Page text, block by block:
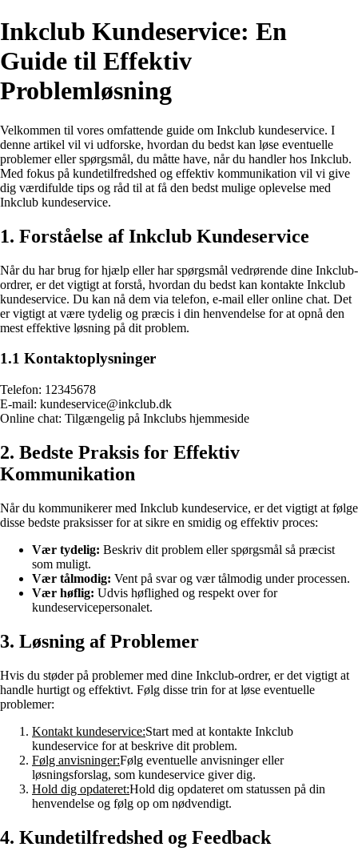
Inkclub Kundeservice: En
Guide til Effektiv
Problemløsning
Velkommen til vores omfattende guide om Inkclub kundeservice. I
denne artikel vil vi udforske, hvordan du bedst kan løse eventuelle
problemer eller spørgsmål, du måtte have, når du handler hos Inkclub.
Med fokus på kundetilfredshed og effektiv kommunikation vil vi give
dig værdifulde tips og råd til at få den bedst mulige oplevelse med
Inkclub kundeservice.
1. Forståelse af Inkclub Kundeservice
Når du har brug for hjælp eller har spørgsmål vedrørende dine Inkclub-
ordrer, er det vigtigt at forstå, hvordan du bedst kan kontakte Inkclub
kundeservice. Du kan nå dem via telefon, e-mail eller online chat. Det
er vigtigt at være tydelig og præcis i din henvendelse for at opnå den
mest effektive løsning på dit problem.
1.1 Kontaktoplysninger
Telefon: 12345678
E-mail: kundeservice@inkclub.dk
Online chat: Tilgængelig på Inkclubs hjemmeside
2. Bedste Praksis for Effektiv
Kommunikation
Når du kommunikerer med Inkclub kundeservice, er det vigtigt at følge
disse bedste praksisser for at sikre en smidig og effektiv proces:
Vær tydelig: Beskriv dit problem eller spørgsmål så præcist
som muligt.
Vær tålmodig: Vent på svar og vær tålmodig under processen.
Vær høflig: Udvis høflighed og respekt over for
kundeservicepersonalet.
3. Løsning af Problemer
Hvis du støder på problemer med dine Inkclub-ordrer, er det vigtigt at
handle hurtigt og effektivt. Følg disse trin for at løse eventuelle
problemer:
Kontakt kundeservice:Start med at kontakte Inkclub
kundeservice for at beskrive dit problem.
Følg anvisninger:Følg eventuelle anvisninger eller
løsningsforslag, som kundeservice giver dig.
Hold dig opdateret:Hold dig opdateret om statussen på din
henvendelse og følg op om nødvendigt.
4. Kundetilfredshed og Feedback